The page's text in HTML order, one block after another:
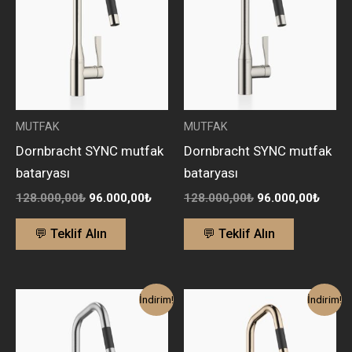
MUTFAK
Dornbracht SYNC mutfak
bataryası
128.000,00₺ 96.000,00₺
💬 Teklif Alın
MUTFAK
Dornbracht SYNC mutfak
bataryası
128.000,00₺ 96.000,00₺
💬 Teklif Alın
İndirim!
fiyat:
104.300,00₺.
Şu
andaki
İndirim!
fiyat:
176.500,00₺.
Şu